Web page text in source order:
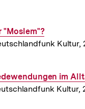
"Moslem"?
Kultur,
im
Kultur,